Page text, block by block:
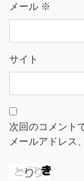
メール ※
サイト
次回のコメント
メールアドレス